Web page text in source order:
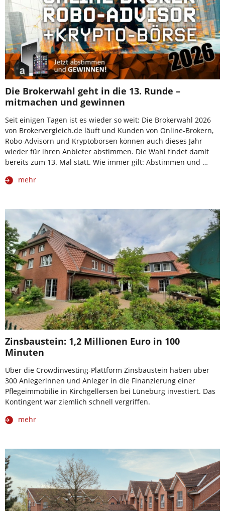
Die Brokerwahl geht in die 13. Runde –
mitmachen und gewinnen
Seit einigen Tagen ist es wieder so weit: Die Brokerwahl 2026
von Brokervergleich.de läuft und Kunden von Online-Brokern,
Robo-Advisorn und Kryptobörsen können auch dieses Jahr
wieder für ihren Anbieter abstimmen. Die Wahl findet damit
bereits zum 13. Mal statt. Wie immer gilt: Abstimmen und …
mehr
Zinsbaustein: 1,2 Millionen Euro in 100
Minuten
Über die Crowdinvesting-Plattform Zinsbaustein haben über
300 Anlegerinnen und Anleger in die Finanzierung einer
Pflegeimmobilie in Kirchgellersen bei Lüneburg investiert. Das
Kontingent war ziemlich schnell vergriffen.
mehr